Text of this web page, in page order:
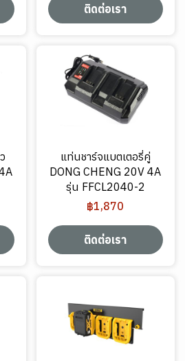
ติดต่อเรา
แท่นชาร์จแบตเตอรี่คู่
DONG CHENG 20V 4A
รุ่น FFCL2040-2
฿1,870
ติดต่อเรา